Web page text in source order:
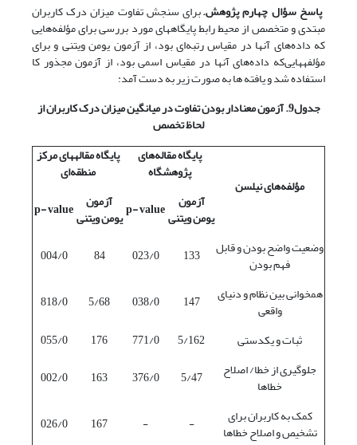
پاسخ سؤال چهارم پژوهش.برای سنجش تفاوت میزان درک کاربران
مبتدی و متخصص از محیط رابط پایگاه‎های مورد بررسی برای مؤلفه‌هایی
که داده‌های آنها در مقیاس رتبه‌ای بود، از آزمون یومن ویتنی و برای
مؤلفه‎هایی‌که داده‌های آنها در مقیاس اسمی بود، از آزمون مجذور کا
استفاده ‌شد و یافته ها به صورت زیر به دست آمد:
جدول9. آزمون معنادار بودن تفاوت در میانگین میزان درک کاربران از
لحاظ تخصص
مؤلفه‌های نیلسن
پایگاه مقاله‌های
پژوهشگاه
پایگاه مقاله‎های مرکز
منطقه‌ای
آزمون
یومن ویتنیp- value آزمون
یومن ویتنیp- value
وضعیت واضح بودن و قابل
فهم بودن 133
023/0
84
004/0
همخوانی بین نظام و دنیای
واقعی 147
038/0
5/68
818/0
ثبات و یکدستی
5/162
771/0
176
055/0
جلوگیری از خطا/ اصلاح
خطاها 5/47
376/0
163
002/0
کمک به کاربران برای
تشخیص و اصلاح خطاها -
-
167
026/0